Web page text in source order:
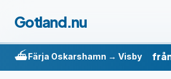
Gotland.nu
⛴️Färja Oskarshamn → Visby